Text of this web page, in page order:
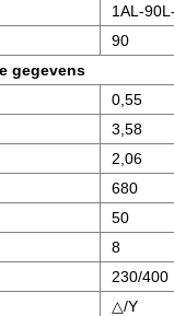
1AL-
90
gegevens
0,55
3,58
2,06
680
50
8
230/400
△/Y